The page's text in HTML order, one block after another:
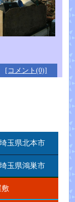
[コメント(0)]
玉県北本市
玉県鴻巣市
敷